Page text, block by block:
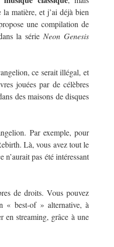
matière, et j’ai déjà bien
une compilation de
la sérieNeon Genesis
ce serait illégal, et
jouées par de célèbres
des maisons de disques
Par exemple, pour
Là, vous avez tout le
n’aurait pas été intéressant
de droits. Vous pouvez
« best-of » alternative, à
en streaming, grâce à une